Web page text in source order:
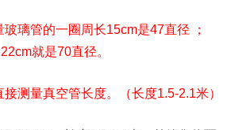
璃管的一圈周长15cm是47直径 ；
就是70直径。
测量真空管长度。（长度1.5-2.1米）